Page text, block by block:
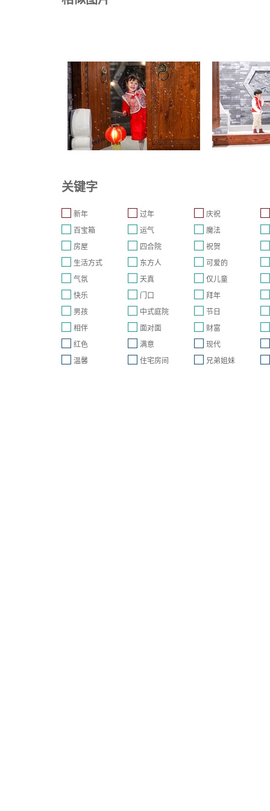
关键字
新年 过年
庆祝
百宝箱
运气
魔法
房屋
四合院
祝贺
生活方式
东方人
可爱的
气氛
天真
仅儿童
快乐
门口
拜年
男孩
中式庭院
节日
相伴
面对面
财富
红色
满意
现代
温馨
住宅房间 兄弟姐妹